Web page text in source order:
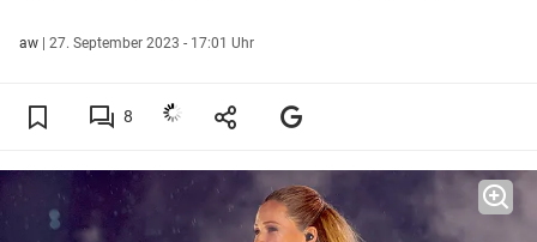
aw | 27. September 2023 - 17:01 Uhr
8